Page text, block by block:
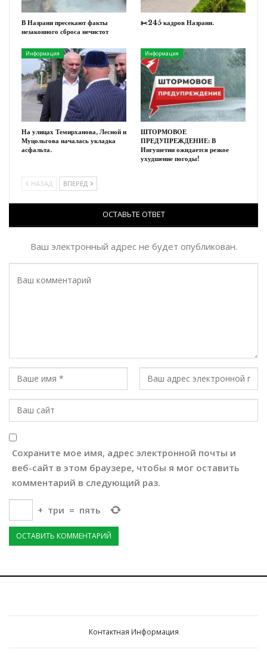
В Назрани пресекают факты
незаконного сброса нечистот
✂️245 кадров Назрани.
Информация
На улицах Темирханова, Лесной и
Муцольгова началась укладка
асфальта.
Информация
ШТОРМОВОЕ
ПРЕДУПРЕЖДЕНИЕ: В
Ингушетии ожидается резкое
ухудшение погоды!
НАЗАД ВПЕРЕД
ОСТАВЬТЕ ОТВЕТ
Ваш электронный адрес не будет опубликован.
Сохраните мое имя, адрес электронной почты и
веб-сайт в этом браузере, чтобы я мог оставить
комментарий в следующий раз.
+ три = пять
Контактная Информация